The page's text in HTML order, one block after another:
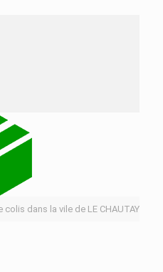
colis dans la vile de LE CHAUTAY